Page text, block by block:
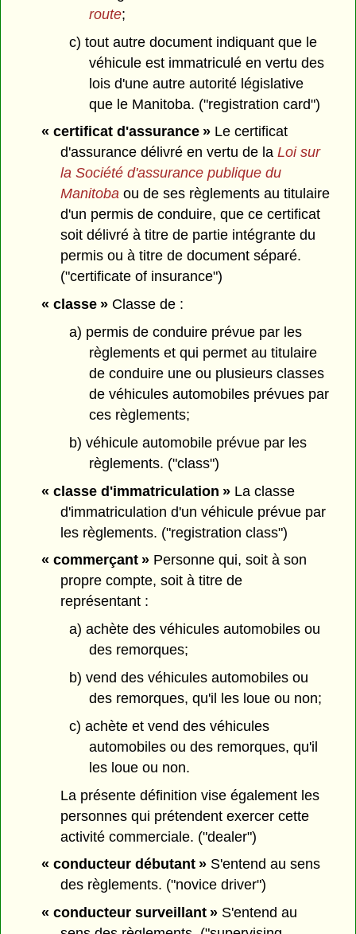
route;
c) tout autre document indiquant que le
véhicule est immatriculé en vertu des
lois d'une autre autorité législative
que le Manitoba. ("registration card")
« certificat d'assurance »Le certificat
d'assurance délivré en vertu de laLoi sur
la Société d'assurance publique du
Manitoba ou de ses règlements au titulaire
d'un permis de conduire, que ce certificat
soit délivré à titre de partie intégrante du
permis ou à titre de document séparé.
("certificate of insurance")
« classe »Classe de :
a) permis de conduire prévue par les
règlements et qui permet au titulaire
de conduire une ou plusieurs classes
de véhicules automobiles prévues par
ces règlements;
b) véhicule automobile prévue par les
règlements. ("class")
« classe d'immatriculation »La classe
d'immatriculation d'un véhicule prévue par
les règlements. ("registration class")
« commerçant »Personne qui, soit à son
propre compte, soit à titre de
représentant :
a) achète des véhicules automobiles ou
des remorques;
b) vend des véhicules automobiles ou
des remorques, qu'il les loue ou non;
c) achète et vend des véhicules
automobiles ou des remorques, qu'il
les loue ou non.
La présente définition vise également les
personnes qui prétendent exercer cette
activité commerciale. ("dealer")
« conducteur débutant »S'entend au sens
des règlements. ("novice driver")
« conducteur surveillant »S'entend au